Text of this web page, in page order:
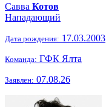
Савва Котов
Нападающий
Дата рождения: 17.03.2003
Команда: ГФК Ялта
Заявлен: 07.08.26